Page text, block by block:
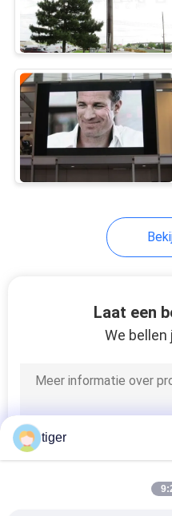
Binnen
Laat een
We bellen
tiger